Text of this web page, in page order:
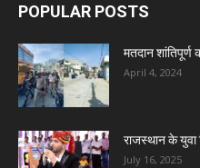
POPULAR POSTS
मतदान
April 4, 2024
राजस्थान के युवा
July 16, 2025